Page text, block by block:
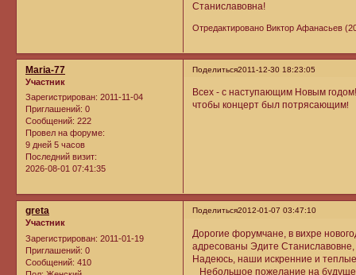
Станиславовна!
Отредактировано Виктор Афанасьев
Поделиться2011-12-30 18:23:05
Maria-77
Участник
Зарегистрирован: 2011-11-04
Приглашений: 0
Сообщений: 222
Провел на форуме:
9 дней 5 часов
Последний визит:
2026-08-01 07:41:35
Всех - с наступающим Новым
чтобы концерт был потрясающим!
Поделиться2012-01-07 03:47:10
greta
Участник
Зарегистрирован: 2011-01-19
Приглашений: 0
Сообщений: 410
Дорогие форумчане, в вихре
адресованы Эдите
Надеюсь, наши искренние и
Небольшое пожелание на